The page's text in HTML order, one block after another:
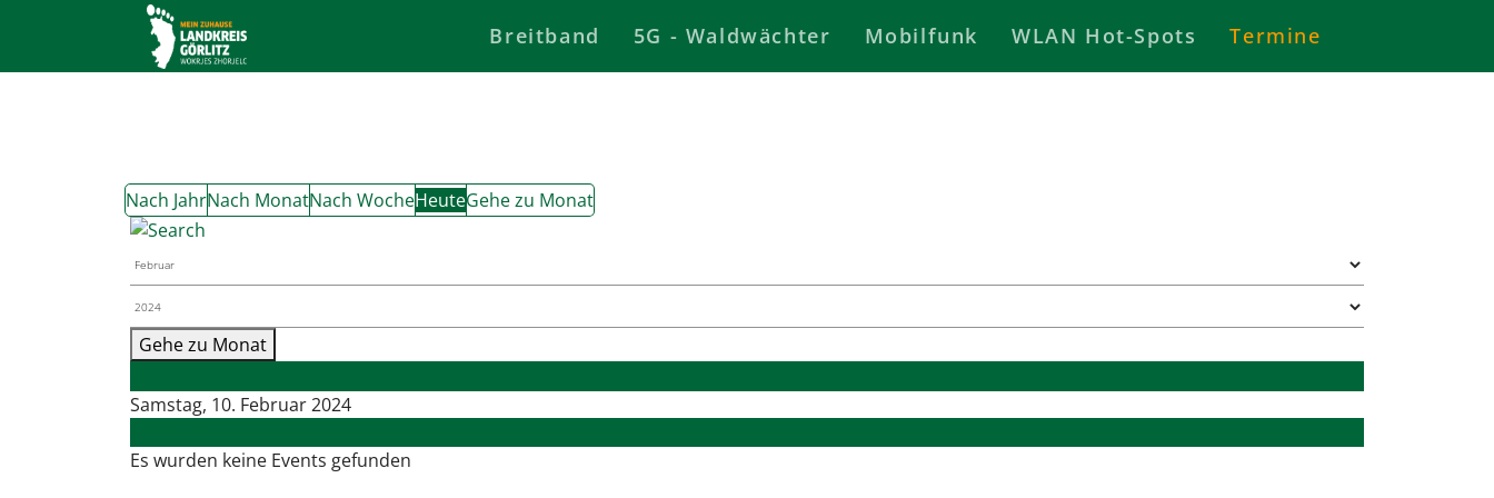
Breitband 5G - Waldwächter Mobilfunk WLAN Hot-Spots Termine
Nach JahrNach MonatNach WocheHeuteGehe zu Monat
Gehe zu Monat
Samstag, 10. Februar 2024
Es wurden keine Events gefunden